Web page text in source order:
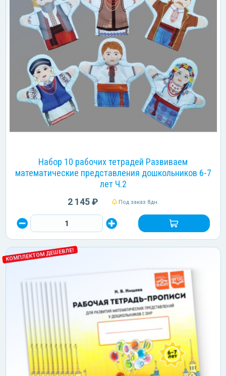
Набор 10 рабочих тетрадей Развиваем
математические представления дошкольников 6-7
лет Ч.2
2 145 ₽ Под заказ 8дн.
КОМПЛЕКТОМ ДЕШЕВЛЕ!